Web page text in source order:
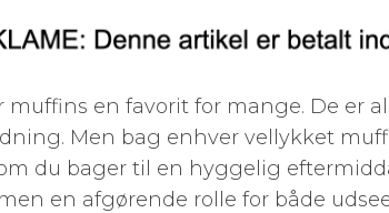
en favorit for mange. De er
Men bag enhver vellykket
du bager til en hyggelig
en afgørende rolle for både